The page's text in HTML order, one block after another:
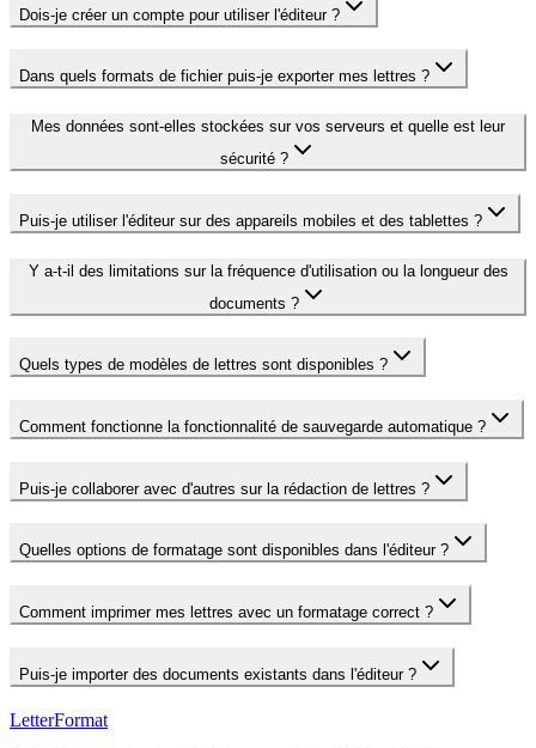
Dois-je créer un compte pour utiliser l'éditeur ?
Dans quels formats de fichier puis-je exporter mes lettres ?
Mes données sont-elles stockées sur vos serveurs et quelle est leur
sécurité ?
Puis-je utiliser l'éditeur sur des appareils mobiles et des tablettes ?
Y a-t-il des limitations sur la fréquence d'utilisation ou la longueur des
documents ?
Quels types de modèles de lettres sont disponibles ?
Comment fonctionne la fonctionnalité de sauvegarde automatique ?
Puis-je collaborer avec d'autres sur la rédaction de lettres ?
Quelles options de formatage sont disponibles dans l'éditeur ?
Comment imprimer mes lettres avec un formatage correct ?
Puis-je importer des documents existants dans l'éditeur ?
LetterFormat